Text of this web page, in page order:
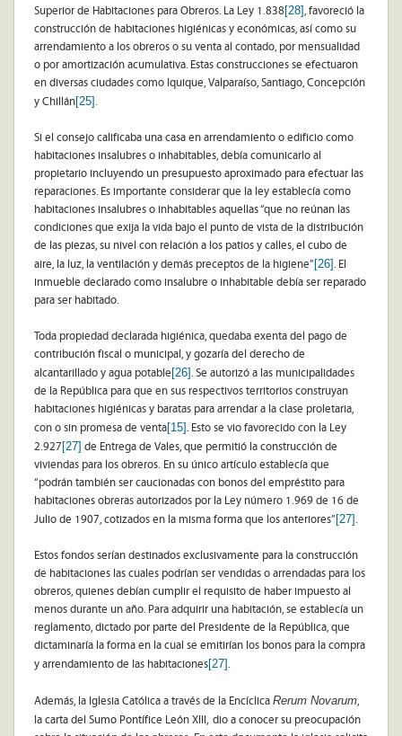
Superior de Habitaciones para Obreros. La Ley 1.838[28] , favoreció la
construcción de habitaciones higiénicas y económicas, así como su
arrendamiento a los obreros o su venta al contado, por mensualidad
o por amortización acumulativa. Estas construcciones se efectuaron
en diversas ciudades como Iquique, Valparaíso, Santiago, Concepción
y Chillán[25].
Si el consejo calificaba una casa en arrendamiento o edificio como
habitaciones insalubres o inhabitables, debía comunicarlo al
propietario incluyendo un presupuesto aproximado para efectuar las
reparaciones. Es importante considerar que la ley establecía como
habitaciones insalubres o inhabitables aquellas “que no reúnan las
condiciones que exija la vida bajo el punto de vista de la distribución
de las piezas, su nivel con relación a los patios y calles, el cubo de
aire, la luz, la ventilación y demás preceptos de la higiene” [26]. El
inmueble declarado como insalubre o inhabitable debía ser reparado
para ser habitado.
Toda propiedad declarada higiénica, quedaba exenta del pago de
contribución fiscal o municipal, y gozaría del derecho de
alcantarillado y agua potable [26]. Se autorizó a las municipalidades
de la República para que en sus respectivos territorios construyan
habitaciones higiénicas y baratas para arrendar a la clase proletaria,
con o sin promesa de venta[15]. Esto se vio favorecido con la Ley
2.927 [27] de Entrega de Vales, que permitió la construcción de
viviendas para los obreros. En su único artículo establecía que
“podrán también ser caucionadas con bonos del empréstito para
habitaciones obreras autorizados por la Ley número 1.969 de 16 de
Julio de 1907, cotizados en la misma forma que los anteriores” [27].
Estos fondos serían destinados exclusivamente para la construcción
de habitaciones las cuales podrían ser vendidas o arrendadas para los
obreros, quienes debían cumplir el requisito de haber impuesto al
menos durante un año. Para adquirir una habitación, se establecía un
reglamento, dictado por parte del Presidente de la República, que
dictaminaría la forma en la cual se emitirían los bonos para la compra
y arrendamiento de las habitaciones[27].
Además, la Iglesia Católica a través de la Encíclica Rerum Novarum,
la carta del Sumo Pontífice León XIII, dio a conocer su preocupación